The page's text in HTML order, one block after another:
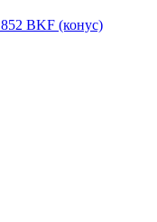
BKF (конус)